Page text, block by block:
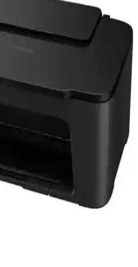
çözünürlük, kablosuz bağlantı ve
ile ev ve ofis ihtiyaçlarına uygun çok
Yazıcılar İçin Dayanıklı
için dayanıklı ve kaliteli Pickup
montaj ve ekonomik çözümler sunar.
ve maliyetleri düşürün.
Elektronik Dünyasında
Nelerdir?
ve uyum özellikleriyle ofis ve ev
ve çevre dostu baskı çözümleri sunar.
4303FDW Çok Fonksiyonlu
Özellikleri ve Performansı
baskı, fotokopi, tarama ve faks
karşılayan yüksek performanslı